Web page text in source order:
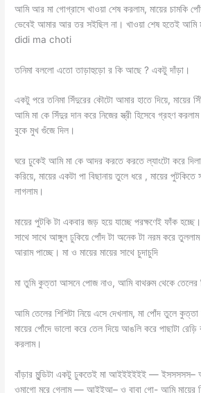
আমি আর মা গোগ্রাসে খাওয়া শেষ করলাম, মায়ের চামকি
ভেবেই আমার আর তর সইছিল না। খাওয়া শেষ হতেই আমি
didi ma choti
তনিমা বললো এতো তাড়াহুড়ো র কি আছে ? একটু দাঁড়া।
একটু পরে তনিমা সিঁদুরের কৌটো আমার হাতে দিয়ে, মায়ের
আমি মা কে সিঁদুর দান করে নিজের স্ত্রী হিসেবে গ্রহণ
বুকে মুখ গুঁজে দিল।
ঘরে ঢুকেই আমি মা কে আদর করতে করতে ল্যাংটো করে
করিয়ে, মায়ের একটা পা বিছানায় তুলে ধরে , মায়ের পুটকিতে
লাগলাম।
মায়ের পুটকি টা একবার জড় হয়ে যাচ্ছে পরক্ষণেই ফাঁক
সাথে সাথে আঙ্গুল ঢুকিয়ে পোঁদ টা অনেক টা নরম করে
আরাম পাচ্ছে। মা ও মায়ের মায়ের সাথে চুদাচুদি
মা তুমি কুত্তা আসনে পোজ নাও, আমি বাথরুম থেকে তেলের
আমি তেলের শিশিটা নিয়ে এসে দেখলাম, মা পোঁদ তুলে
মায়ের পোঁদে ভালো করে তেল দিয়ে আঙলি করে পাছাটা রেড়ি
করলাম।
বাঁড়ার মুন্ডিটা একটু ঢুকতেই মা আইইইইইই —
ওমাগো মরে গেলাম — আইইআ– ও বাবা গো- আমি মায়ের